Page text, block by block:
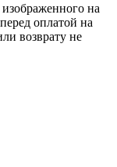
на
оплатой на
возврату не